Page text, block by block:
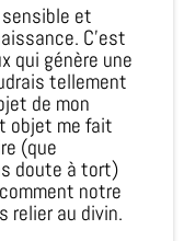
et
C'est
qui génère une
tellement
de mon
objet me fait
(que
doute à tort)
notre
relier au divin.